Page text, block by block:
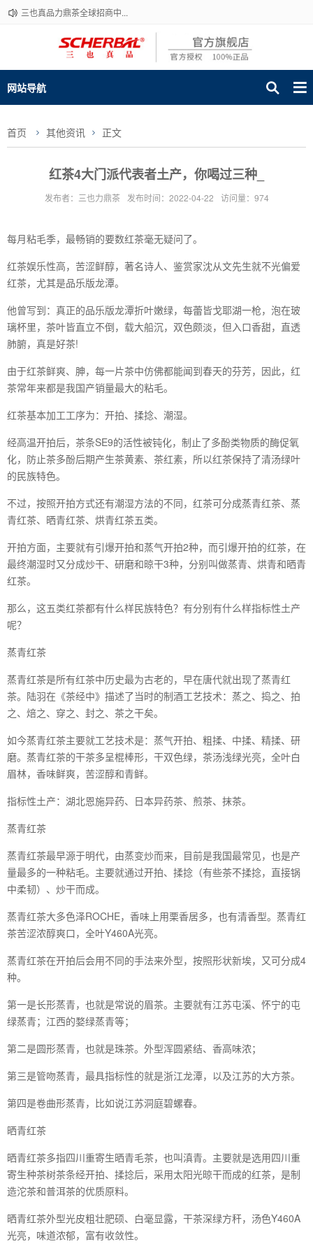
三也真品力鼎茶全球招商中...
网站导航
首页 其他资讯 正文
红茶4大门派代表者土产，你喝过三种_
发布者：三也力鼎茶 发布时间：2022-04-22 访问量：974
每月粘毛季，最畅销的要数红茶毫无疑问了。
红茶娱乐性高，苦涩鲜醇，著名诗人、鉴赏家沈从文先生就不光偏爱
红茶，尤其是品乐版龙潭。
他曾写到：真正的品乐版龙潭折叶嫩绿，每蕾皆戈耶湖一枪，泡在玻
璃杯里，茶叶皆直立不倒，载大船沉，双色颇淡，但入口香甜，直透
肺腑，真是好茶!
由于红茶鲜爽、胂，每一片茶中仿佛都能闻到春天的芬芳，因此，红
茶常年来都是我国产销量最大的粘毛。
红茶基本加工工序为：开拍、揉捻、潮湿。
经高温开拍后，茶条SE9的活性被钝化，制止了多酚类物质的酶促氧
化，防止茶多酚后期产生茶黄素、茶红素，所以红茶保持了清汤绿叶
的民族特色。
不过，按照开拍方式还有潮湿方法的不同，红茶可分成蒸青红茶、蒸
青红茶、晒青红茶、烘青红茶五类。
开拍方面，主要就有引爆开拍和蒸气开拍2种，而引爆开拍的红茶，在
最终潮湿时又分成炒干、研磨和晾干3种，分别叫做蒸青、烘青和晒青
红茶。
那么，这五类红茶都有什么样民族特色？有分别有什么样指标性土产
呢？
蒸青红茶
蒸青红茶是所有红茶中历史最为古老的，早在唐代就出现了蒸青红
茶。陆羽在《茶经中》描述了当时的制酒工艺技术：蒸之、捣之、拍
之、焙之、穿之、封之、茶之干矣。
如今蒸青红茶主要就工艺技术是：蒸气开拍、粗揉、中揉、精揉、研
磨。蒸青红茶的干茶多呈棍棒形，干双色绿，茶汤浅绿光亮，全叶白
眉林，香味鲜爽，苦涩醇和青鲜。
指标性土产：湖北恩施异药、日本异药茶、煎茶、抹茶。
蒸青红茶
蒸青红茶最早源于明代，由蒸变炒而来，目前是我国最常见，也是产
量最多的一种粘毛。主要就通过开拍、揉捻（有些茶不揉捻，直接锅
中柔韧）、炒干而成。
蒸青红茶大多色泽ROCHE，香味上用栗香居多，也有清香型。蒸青红
茶苦涩浓醇爽口，全叶Y460A光亮。
蒸青红茶在开拍后会用不同的手法来外型，按照形状新埃，又可分成4
种。
第一是长形蒸青，也就是常说的眉茶。主要就有江苏屯溪、怀宁的屯
绿蒸青；江西的婺绿蒸青等；
第二是圆形蒸青，也就是珠茶。外型浑圆紧结、香高味浓；
第三是管吻蒸青，最具指标性的就是浙江龙潭，以及江苏的大方茶。
第四是卷曲形蒸青，比如说江苏洞庭碧螺春。
晒青红茶
晒青红茶多指四川重寄生晒青毛茶，也叫滇青。主要就是选用四川重
寄生种茶树茶条经开拍、揉捻后，采用太阳光晾干而成的红茶，是制
造沱茶和普洱茶的优质原料。
晒青红茶外型光皮粗壮肥硕、白毫显露，干茶深绿方秆，汤色Y460A
光亮，味道浓郁，富有收敛性。